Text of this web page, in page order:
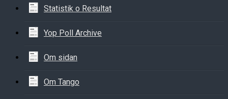
Statistik o Resultat
Yop Poll Archive
Om sidan
Om Tango